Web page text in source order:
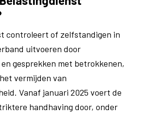
controleert of zelfstandigen in
uitvoeren door
gesprekken met betrokkenen,
vermijden van
Vanaf januari 2025 voert de
handhaving door, onder